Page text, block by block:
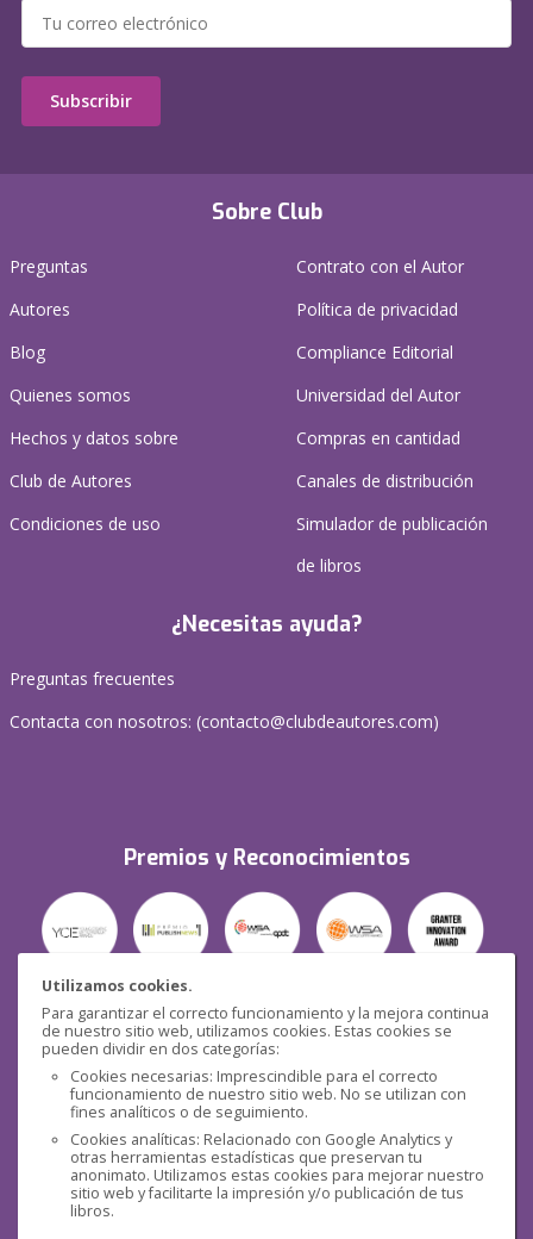
Utilizamos cookies.
Para garantizar el correcto funcionamiento y la mejora continua
de nuestro sitio web, utilizamos cookies. Estas cookies se
pueden dividir en dos categorías:
Cookies necesarias: Imprescindible para el correcto
funcionamiento de nuestro sitio web. No se utilizan con
fines analíticos o de seguimiento.
Cookies analíticas: Relacionado con Google Analytics y
otras herramientas estadísticas que preservan tu
anonimato. Utilizamos estas cookies para mejorar nuestro
sitio web y facilitarte la impresión y/o publicación de tus
libros.
Sobre Club
Preguntas
Autores
Blog
Quienes somos
Hechos y datos sobre
Club de Autores
Condiciones de uso
Contrato con el Autor
Política de privacidad
Compliance Editorial
Universidad del Autor
Compras en cantidad
Canales de distribución
Simulador de publicación
de libros
¿Necesitas ayuda?
Preguntas frecuentes
Contacta con nosotros: (contacto@clubdeautores.com)
Premios y Reconocimientos
Seguridad
Redes sociales
Subscribir